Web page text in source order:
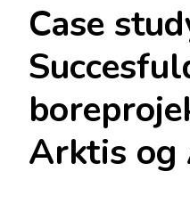
Case
Arktis og